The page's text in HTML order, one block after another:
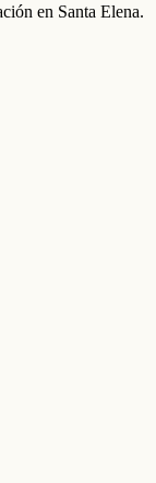
en Santa Elena.